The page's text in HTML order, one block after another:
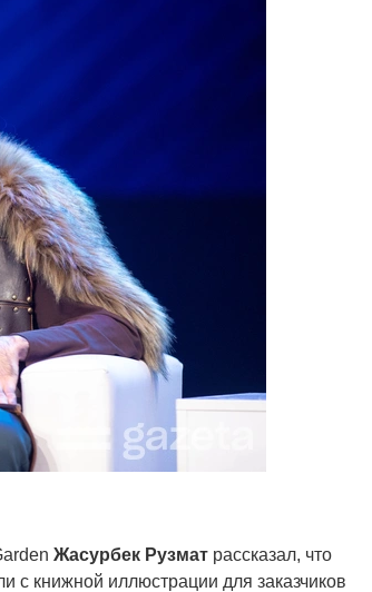
Жасурбек Рузмат рассказал, что
с книжной иллюстрации для заказчиков